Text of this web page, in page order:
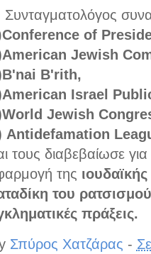
Conference of
Jewish
B'rith,
Israel
Jewish
Antidefamation
τους διαβεβαίωσε
της
του
πράξεις.
Σπύρος Χατζάρας -